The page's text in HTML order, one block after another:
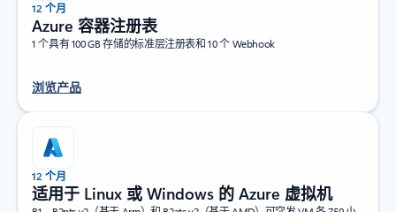
12 个月
Azure 容器注册表
1 个具有 100 GB 存储的标准层注册表和 10 个 Webhook
浏览产品
12 个月
适用于 Linux 或 Windows 的 Azure 虚拟机